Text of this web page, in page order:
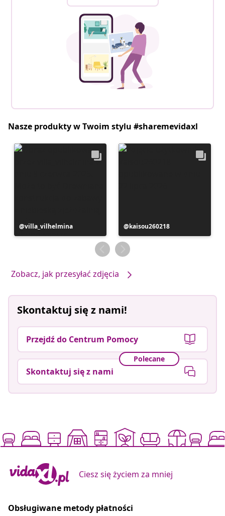
Nasze produkty w Twoim stylu #sharemevidaxl
Post
opublikowany
villa_vilhelmina
Post
opublikowany
przez
kaisou260218
Zobacz, jak przesyłać zdjęcia
Skontaktuj się z nami!
Przejdź do Centrum Pomocy
Polecane
Skontaktuj się z nami
Ciesz się życiem za mniej
Obsługiwane metody płatności